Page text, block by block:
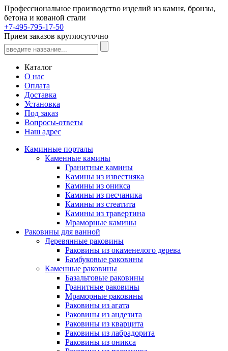
Профессиональное производство изделий из камня, бронзы,
бетона и кованой стали
+7-495-795-17-50
Прием заказов круглосуточно
Каталог
О нас
Оплата
Доставка
Установка
Под заказ
Вопросы-ответы
Наш адрес
Каминные порталы
Каменные камины
Гранитные камины
Камины из известняка
Камины из оникса
Камины из песчаника
Камины из стеатита
Камины из травертина
Мраморные камины
Раковины для ванной
Деревянные раковины
Раковины из окаменелого дерева
Бамбуковые раковины
Каменные раковины
Базальтовые раковины
Гранитные раковины
Мраморные раковины
Раковины из агата
Раковины из андезита
Раковины из кварцита
Раковины из лабрадорита
Раковины из оникса